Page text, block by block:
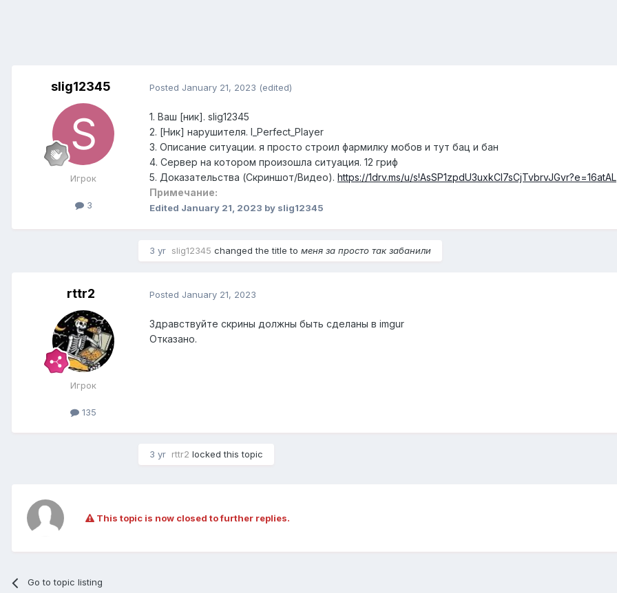
slig12345
Игрок
3
Posted January 21, 2023 (edited)
1. Ваш [ник]. slig12345
2. [Ник] нарушителя. I_Perfect_Player
3. Описание ситуации. я просто строил фармилку мобов и тут бац и бан
4. Сервер на котором произошла ситуация. 12 гриф
5. Доказательства (Скриншот/Видео). https://1drv.ms/u/s!AsSP1zpdU3uxkCI7sCjTvbrvJGvr?e=16atAL
Примечание:
Edited January 21, 2023 by slig12345
3 yr slig12345 changed the title to меня за просто так забанили
rttr2
Игрок
135
Posted January 21, 2023
Здравствуйте скрины должны быть сделаны в imgur
Отказано.
3 yr rttr2 locked this topic
This topic is now closed to further replies.
Go to topic listing